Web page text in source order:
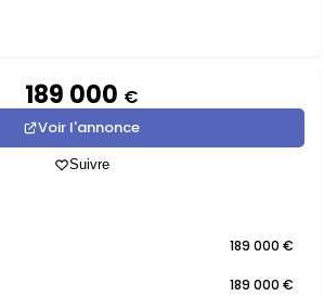
189 000 €
Voir l'annonce
Suivre
189 000 €
189 000 €